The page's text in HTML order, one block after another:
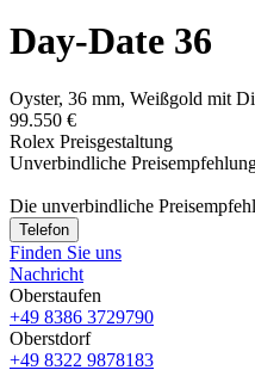
Day-Date 36
Oyster, 36 mm, Weißgold mit
99.550 €
Rolex Preisgestaltung
Unverbindliche
Die unverbindliche
Telefon
Finden Sie uns
Nachricht
Oberstaufen
+49 8386 3729790
Oberstdorf
+49 8322 9878183